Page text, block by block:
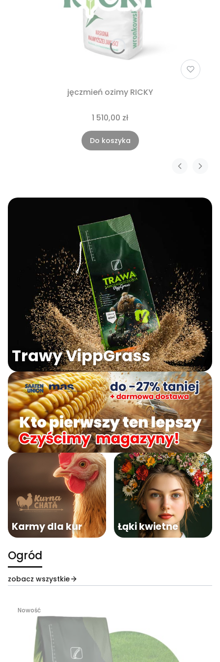
jęczmień ozimy RICKY
1 510,00 zł
Do koszyka
Trawy VippGrass
Karmy dla kur Łąki kwietne
Ogród
zobacz wszystkie
Nowość